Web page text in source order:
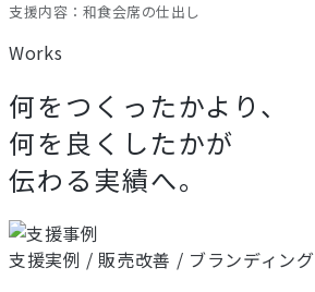
支援内容：和食会席の仕出し
Works
何をつくったかより、
何を良くしたかが
伝わる実績へ。
支援実例 / 販売改善 / ブランディング